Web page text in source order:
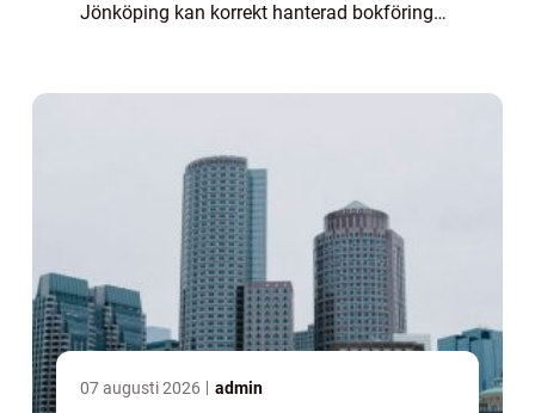
Jönköping kan korrekt hanterad bokföring
07 augusti 2026 admin